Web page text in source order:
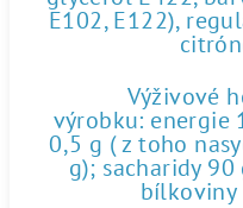
E102, E122),
Výživové
výrobku: energie
0,5 g ( z toho
g); sacharidy
bílkoviny